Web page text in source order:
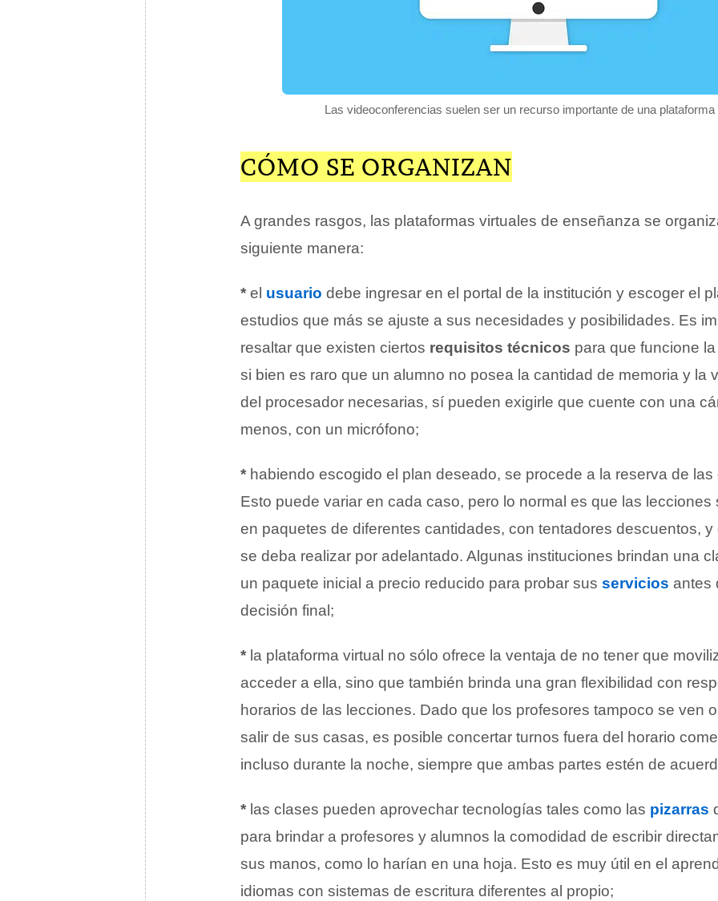
Las videoconferencias suelen ser un recurso importante de una plataforma
CÓMO SE ORGANIZAN
A grandes rasgos, las plataformas virtuales de enseñanza se
siguiente manera:
* el usuario debe ingresar en el portal de la institución y escoger el
estudios que más se ajuste a sus necesidades y posibilidades. Es
resaltar que existen ciertos requisitos técnicos para que funcione
si bien es raro que un alumno no posea la cantidad de memoria y la
del procesador necesarias, sí pueden exigirle que cuente con una
menos, con un micrófono;
* habiendo escogido el plan deseado, se procede a la reserva de las
Esto puede variar en cada caso, pero lo normal es que las lecciones
en paquetes de diferentes cantidades, con tentadores descuentos, y
se deba realizar por adelantado. Algunas instituciones brindan una
un paquete inicial a precio reducido para probar sus servicios antes
decisión final;
* la plataforma virtual no sólo ofrece la ventaja de no tener que
acceder a ella, sino que también brinda una gran flexibilidad con
horarios de las lecciones. Dado que los profesores tampoco se ven
salir de sus casas, es posible concertar turnos fuera del horario
incluso durante la noche, siempre que ambas partes estén de
* las clases pueden aprovechar tecnologías tales como las pizarras
para brindar a profesores y alumnos la comodidad de escribir
sus manos, como lo harían en una hoja. Esto es muy útil en el
idiomas con sistemas de escritura diferentes al propio;